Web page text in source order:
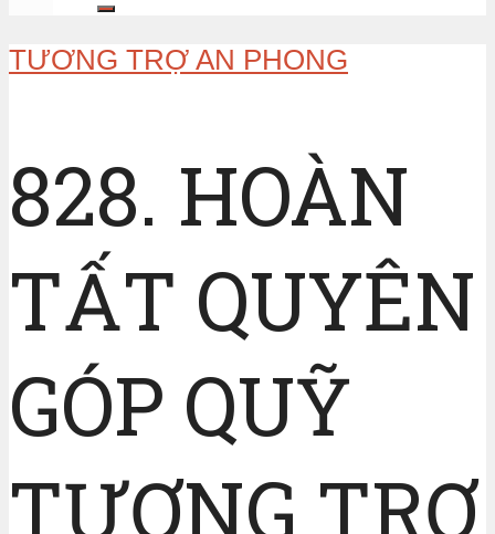
TƯƠNG TRỢ AN PHONG
828. HOÀN
TẤT QUYÊN
GÓP QUỸ
TƯƠNG TRỢ